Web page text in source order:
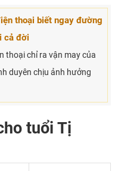
thoại biết ngay đường
cả đời
thoại chỉ ra vận may của
duyên chịu ảnh hưởng
tuổi Tị